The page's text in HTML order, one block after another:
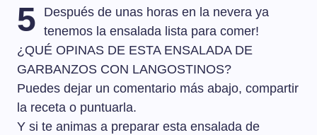
5
Después de unas horas en la nevera ya
tenemos la ensalada lista para comer!
¿QUÉ OPINAS DE ESTA ENSALADA DE
GARBANZOS CON LANGOSTINOS?
Puedes dejar un comentario más abajo, compartir
la receta o puntuarla.
Y si te animas a preparar esta ensalada de